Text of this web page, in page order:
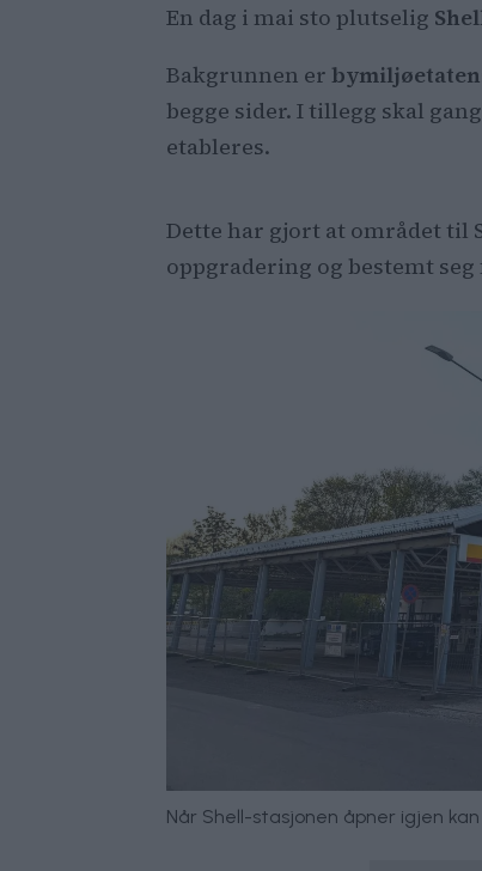
En dag i mai sto plutselig
Bakgrunnen er bymiljøetaten
begge sider. I tillegg skal
etableres.
Dette har gjort at området til
oppgradering og bestemt
Når Shell-stasjonen åpner igjen